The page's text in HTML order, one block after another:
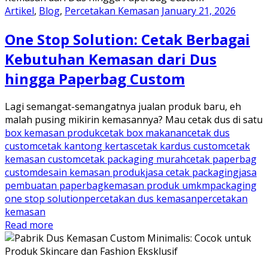
Artikel, Blog, Percetakan Kemasan January 21, 2026
One Stop Solution: Cetak Berbagai
Kebutuhan Kemasan dari Dus
hingga Paperbag Custom
Lagi semangat-semangatnya jualan produk baru, eh
malah pusing mikirin kemasannya? Mau cetak dus di satu
box kemasan produkcetak box makanancetak dus
customcetak kantong kertascetak kardus customcetak
kemasan customcetak packaging murahcetak paperbag
customdesain kemasan produkjasa cetak packagingjasa
pembuatan paperbagkemasan produk umkmpackaging
one stop solutionpercetakan dus kemasanpercetakan
kemasan
Read more